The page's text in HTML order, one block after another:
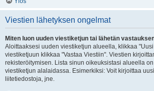
Viestien lähetyksen ongelmat
Miten luon uuden viestiketjun tai lähetän
Aloittaaksesi uuden viestiketjun alueella, klikkaa "Uusi
viestiketjuun klikkaa "Vastaa Viestiin". Viestien
rekisteröitymisen. Lista sinun oikeuksistasi alueella
viestiketjun alalaidassa. Esimerkiksi: Voit kirjoittaa
liitetiedostoja, jne.